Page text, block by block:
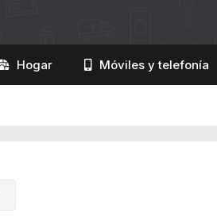
Hogar Móviles y telefonía